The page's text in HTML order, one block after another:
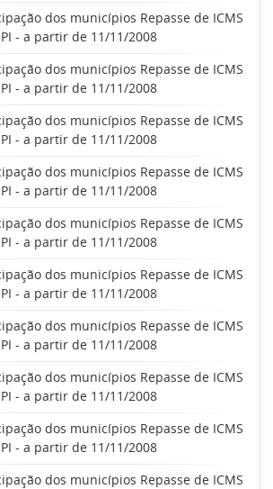
dos municípios Repasse de ICMS
- a partir de 11/11/2008
dos municípios Repasse de ICMS
- a partir de 11/11/2008
dos municípios Repasse de ICMS
- a partir de 11/11/2008
dos municípios Repasse de ICMS
- a partir de 11/11/2008
dos municípios Repasse de ICMS
- a partir de 11/11/2008
dos municípios Repasse de ICMS
- a partir de 11/11/2008
dos municípios Repasse de ICMS
- a partir de 11/11/2008
dos municípios Repasse de ICMS
- a partir de 11/11/2008
dos municípios Repasse de ICMS
- a partir de 11/11/2008
dos municípios Repasse de ICMS